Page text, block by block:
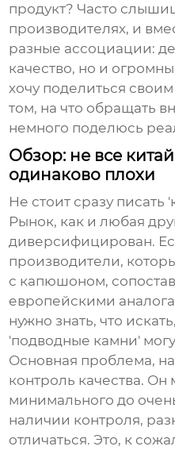
продукт? Часто
производителях, и
разные ассоциации:
качество, но и
хочу поделиться
том, на что обращать
немного поделюсь
Обзор: не все
одинаково плохи
Не стоит сразу писать
Рынок, как и любая
диверсифицирован.
производители,
с капюшоном,
европейскими
нужно знать, что
'подводные камни'
Основная проблема, на
контроль качества.
минимального до
наличии контроля,
отличаться. Это, к